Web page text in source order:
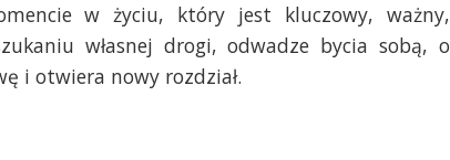
w życiu, który jest kluczowy, ważny,
własnej drogi, odwadze bycia sobą, o
i otwiera nowy rozdział.